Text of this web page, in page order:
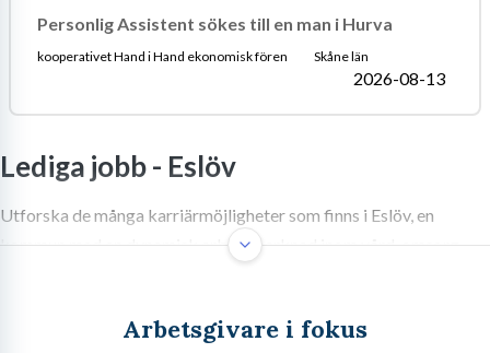
Personlig Assistent sökes till en man i Hurva
kooperativet Hand i Hand ekonomisk fören Skåne län
2026-08-13
Lediga jobb - Eslöv
Utforska de många karriärmöjligheter som finns i Eslöv, en
kommun med en dynamisk arbetsmarknad inom vård, omsorg,
Arbetsgivare i fokus